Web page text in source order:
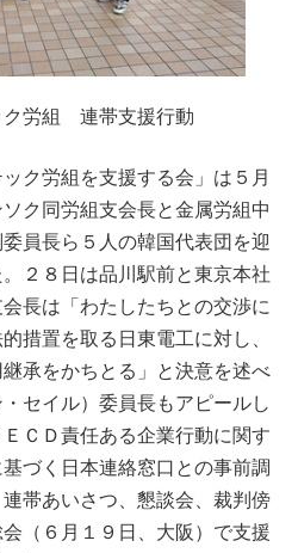
ク労組 連帯支援行動
ク労組を支援する会」は５月
ク同労組支会長と金属労組中
員長ら５人の韓国代表団を迎
２８日は品川駅前と東京本社
長は「わたしたちとの交渉に
措置を取る日東電工に対し、
承をかちとる」と決意を述べ
セイル）委員長もアピールし
ＣＤ責任ある企業行動に関す
づく日本連絡窓口との事前調
帯あいさつ、懇談会、裁判傍
（６月１９日、大阪）で支援